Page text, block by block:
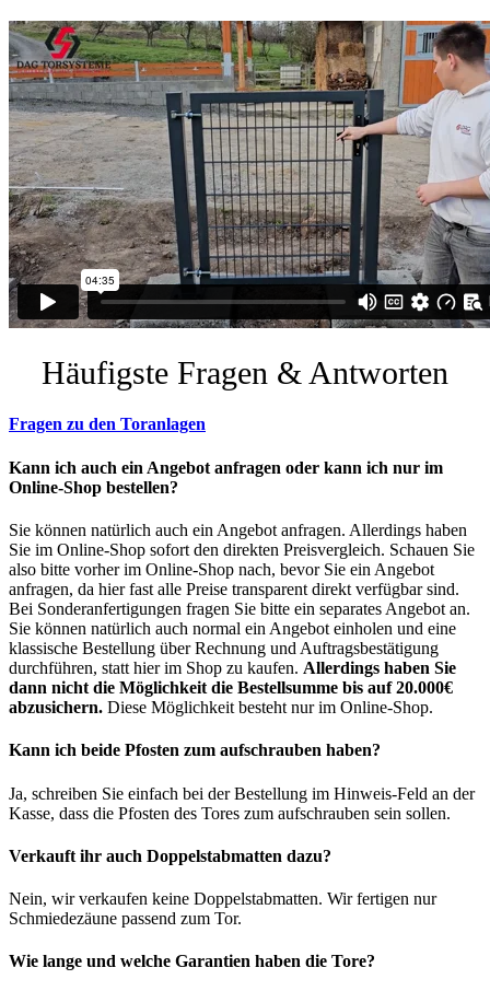
Häufigste Fragen & Antworten
Fragen zu den Toranlagen
Kann ich auch ein Angebot anfragen oder kann ich nur im
Online-Shop bestellen?
Sie können natürlich auch ein Angebot anfragen. Allerdings haben
Sie im Online-Shop sofort den direkten Preisvergleich. Schauen Sie
also bitte vorher im Online-Shop nach, bevor Sie ein Angebot
anfragen, da hier fast alle Preise transparent direkt verfügbar sind.
Bei Sonderanfertigungen fragen Sie bitte ein separates Angebot an.
Sie können natürlich auch normal ein Angebot einholen und eine
klassische Bestellung über Rechnung und Auftragsbestätigung
durchführen, statt hier im Shop zu kaufen. Allerdings haben Sie
dann nicht die Möglichkeit die Bestellsumme bis auf 20.000€
abzusichern. Diese Möglichkeit besteht nur im Online-Shop.
Kann ich beide Pfosten zum aufschrauben haben?
Ja, schreiben Sie einfach bei der Bestellung im Hinweis-Feld an der
Kasse, dass die Pfosten des Tores zum aufschrauben sein sollen.
Verkauft ihr auch Doppelstabmatten dazu?
Nein, wir verkaufen keine Doppelstabmatten. Wir fertigen nur
Schmiedezäune passend zum Tor.
Wie lange und welche Garantien haben die Tore?